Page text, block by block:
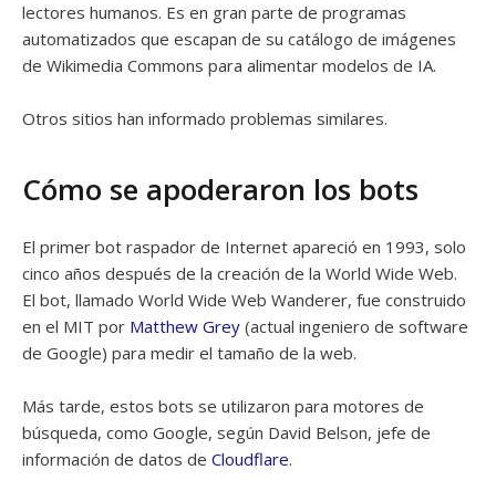
lectores humanos. Es en gran parte de programas
automatizados que escapan de su catálogo de imágenes
de Wikimedia Commons para alimentar modelos de IA.
Otros sitios han informado problemas similares.
Cómo se apoderaron los bots
El primer bot raspador de Internet apareció en 1993, solo
cinco años después de la creación de la World Wide Web.
El bot, llamado World Wide Web Wanderer, fue construido
en el MIT por Matthew Grey (actual ingeniero de software
de Google) para medir el tamaño de la web.
Más tarde, estos bots se utilizaron para motores de
búsqueda, como Google, según David Belson, jefe de
información de datos de Cloudflare.